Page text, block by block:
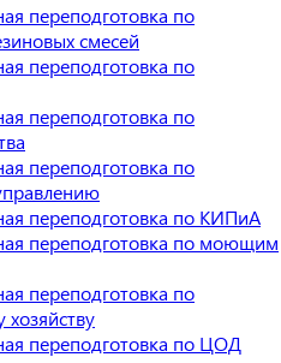
переподготовка по
смесей
переподготовка по
переподготовка по
переподготовка по
переподготовка по КИПиА
переподготовка по моющим
переподготовка по
переподготовка по ЦОД